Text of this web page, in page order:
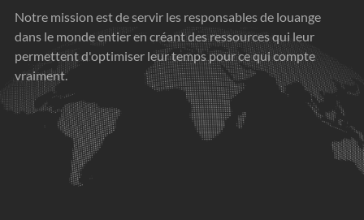
Notre mission est de servir les responsables de louange
dans le monde entier en créant des ressources qui leur
permettent d'optimiser leur temps pour ce qui compte
vraiment.